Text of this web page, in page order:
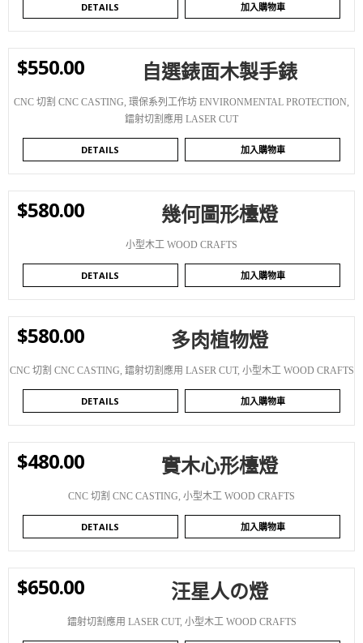
DETAILS 加入購物車
$550.00 自選錶面木製手錶
CNC 切割 CNC CASTING, 環保系列工作坊 ENVIRONMENTAL PROTECTION,
鐳射切割應用 LASER CUT
DETAILS 加入購物車
$580.00 幾何圖形檯燈
小型木工 WOOD CRAFTS
DETAILS 加入購物車
$580.00 多肉植物燈
CNC 切割 CNC CASTING, 鐳射切割應用 LASER CUT, 小型木工 WOOD CRAFTS
DETAILS 加入購物車
$480.00 實木心形檯燈
CNC 切割 CNC CASTING, 小型木工 WOOD CRAFTS
DETAILS 加入購物車
$650.00 汪星人の燈
鐳射切割應用 LASER CUT, 小型木工 WOOD CRAFTS